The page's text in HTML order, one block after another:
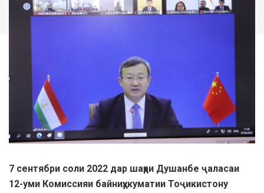
7 сентябри соли 2022 дар шаҳри Душанбе ҷаласаи
12-уми Комиссияи байниҳукуматии Тоҷикистону